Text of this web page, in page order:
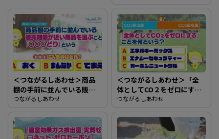
＜つながるしあわせ＞商品
棚の手前に並んでいる販売
期限が近い商品を選ぶこと
○○○に入るのはどれ？
つながるしあわせ
＜つながるしあわせ＞「全
体としてCO２をゼロにす
る」ことを何という？
つながるしあわせ